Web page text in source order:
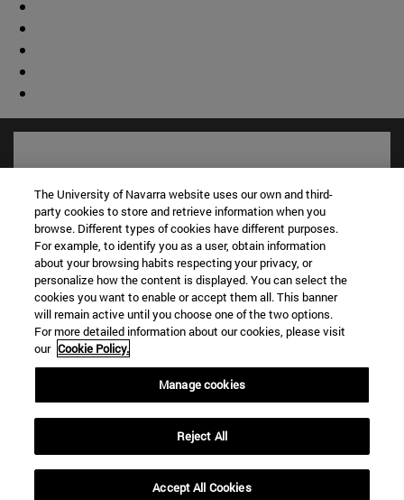
Accesos directos
Biblioteca(abre en nueva ventana)
Mi correo(abre en nueva ventana)
(abre en nueva ventana)
Trabaja con nosotros(abre en nueva ventana)
Información
TFNO +34 948 42 56 00
The University of Navarra website uses our own and third-
party cookies to store and retrieve information when you
browse. Different types of cookies have different purposes.
For example, to identify you as a user, obtain information
about your browsing habits respecting your privacy, or
personalize how the content is displayed. You can select the
cookies you want to enable or accept them all. This banner
will remain active until you choose one of the two options.
For more detailed information about our cookies, please visit
our Cookie Policy.
Manage cookies
Reject All
Accept All Cookies